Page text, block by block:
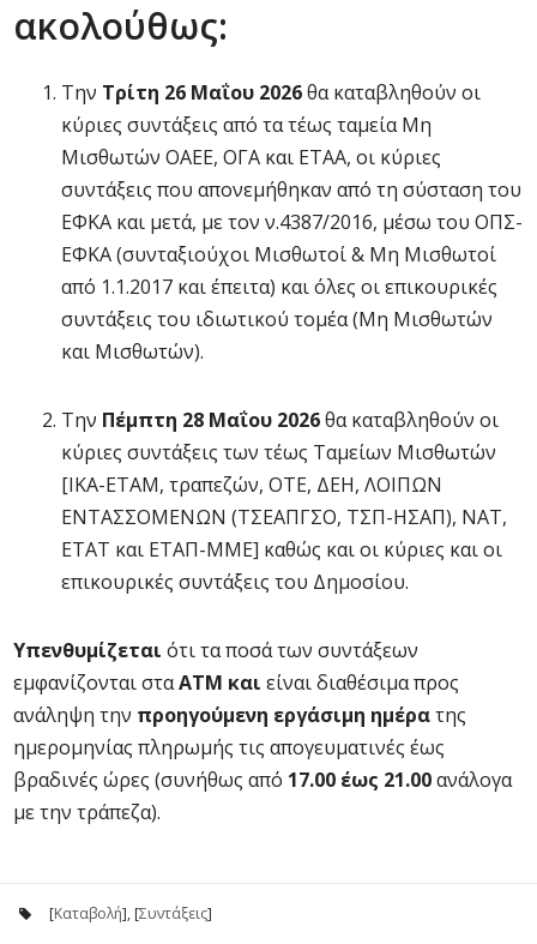
ακολούθως:
Την Τρίτη 26 Μαΐου 2026θα καταβληθούν οι
κύριες συντάξεις από τα τέως ταμεία Μη
Μισθωτών ΟΑΕΕ, ΟΓΑ και ΕΤΑΑ, οι κύριες
συντάξεις που απονεμήθηκαν από τη σύσταση του
ΕΦΚΑ και μετά, με τον ν.4387/2016, μέσω του ΟΠΣ-
ΕΦΚΑ (συνταξιούχοι Μισθωτοί & Μη Μισθωτοί
από 1.1.2017 και έπειτα) και όλες οι επικουρικές
συντάξεις του ιδιωτικού τομέα (Μη Μισθωτών
και Μισθωτών).
Την Πέμπτη 28 Μαΐου 2026θα καταβληθούν οι
κύριες συντάξεις των τέως Ταμείων Μισθωτών
[ΙΚΑ-ΕΤΑΜ, τραπεζών, ΟΤΕ, ΔΕΗ, ΛΟΙΠΩΝ
ΕΝΤΑΣΣΟΜΕΝΩΝ (ΤΣΕΑΠΓΣΟ, ΤΣΠ-ΗΣΑΠ), ΝΑΤ,
ΕΤΑΤ και ΕΤΑΠ-ΜΜΕ] καθώς και οι κύριες και οι
επικουρικές συντάξεις του Δημοσίου.
Υπενθυμίζεται ότι τα ποσά των συντάξεων
εμφανίζονται σταΑΤΜ και είναι διαθέσιμα προς
ανάληψη την προηγούμενη εργάσιμη ημέρατης
ημερομηνίας πληρωμής τις απογευματινές έως
βραδινές ώρες (συνήθως από 17.00 έως 21.00ανάλογα
με την τράπεζα).
[Καταβολή], [Συντάξεις]